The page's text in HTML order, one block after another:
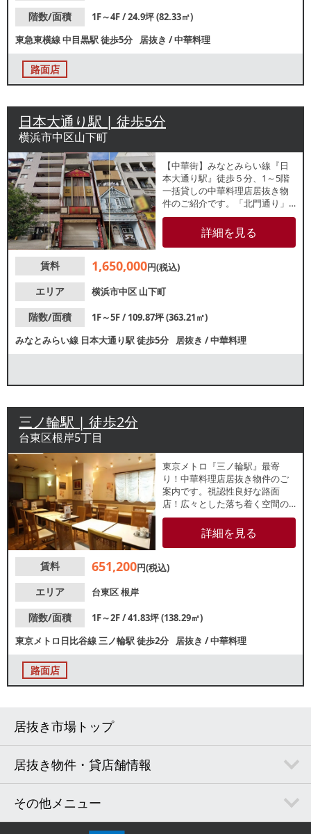
階数/面積
1F～4F / 24.9坪 (82.33㎡)
東急東横線中目黒駅徒歩5分 居抜き /中華料理
路面店
日本大通り駅 | 徒歩5分
横浜市中区山下町
【中華街】みなとみらい線『日
本大通り駅』徒歩５分、1～5階
一括貸しの中華料理店居抜き物
件のご紹介です。「北門通り」
沿いの視認性良好な建物で、横
浜公園（横浜スタジアム）や区
役所に近く、周辺はホテルも多
ます。中華街で複数階一括貸し
お気軽にお問い合わせくださ
詳細を見る
賃料 1,650,000円(税込)
エリア
横浜市中区 山下町
階数/面積
1F～5F / 109.87坪 (363.21㎡)
みなとみらい線 日本大通り駅徒歩5分 居抜き /中華料理
三ノ輪駅 | 徒歩2分
台東区根岸5丁目
東京メトロ『三ノ輪駅』最寄
り！中華料理店居抜き物件のご
案内です。視認性良好な路面
店！広々とした落ち着く空間の
店内は全76席のレイアウト！な
かなか出ない40坪超の大箱物件
です。諸条件等、お気軽にお問
詳細を見る
賃料 651,200円(税込)
エリア
台東区根岸
階数/面積
1F～2F / 41.83坪 (138.29㎡)
東京メトロ日比谷線三ノ輪駅徒歩2分 居抜き /中華料理
路面店
居抜き市場トップ
居抜き物件・貸店舗情報
その他メニュー